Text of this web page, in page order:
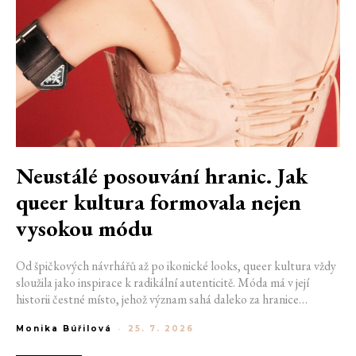
Neustálé posouvání hranic. Jak
queer kultura formovala nejen
vysokou módu
Od špičkových návrhářů až po ikonické looks, queer kultura vždy
sloužila jako inspirace k radikální autenticitě. Móda má v její
historii čestné místo, jehož význam sahá daleko za hranice
postihům a nebezpečí, fungovalo právě oblečení jako tichý jazyk.
Monika Búřilová - 25. 7. 2026